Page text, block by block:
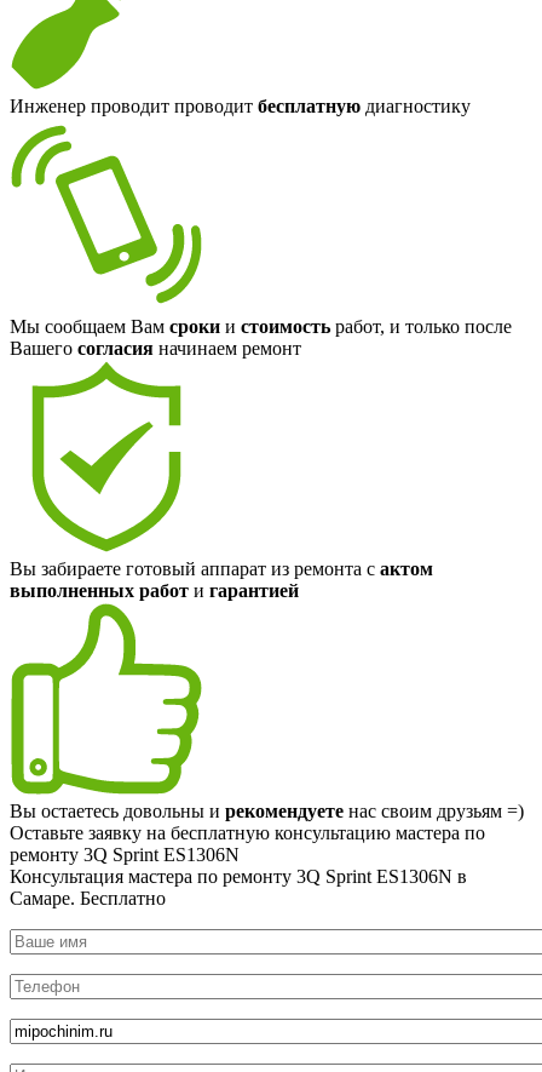
Инженер проводит проводит бесплатную диагностику
Мы сообщаем Вам сроки и стоимость работ, и только после
Вашего согласия начинаем ремонт
Вы забираете готовый аппарат из ремонта с актом
выполненных работ и гарантией
Вы остаетесь довольны и рекомендуете нас своим друзьям =)
Оставьте заявку на бесплатную консультацию мастера по
ремонту 3Q Sprint ES1306N
Консультация мастера по ремонту 3Q Sprint ES1306N в
Самаре. Бесплатно